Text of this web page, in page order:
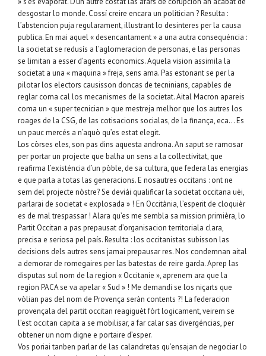
desgostar lo monde. Cossí creire encara un politician ? Resulta :
l’abstencion puja regularament, illustrant lo desinteres per la causa
publica. En mai aquel « desencantament » a una autra consequéncia :
la societat se redusís a l’aglomeracion de personas, e las personas
se limitan a esser d’agents economics. Aquela vision assimila la
societat a una « maquina » freja, sens ama. Pas estonant se per la
pilotar los electors causisson doncas de tecninians, capables de
reglar coma cal los mecanismes de la societat. Aital Macron apareis
coma un « super tecnician » que mestreja melhor que los autres los
roages de la CSG, de las cotisacions socialas, de la finança, eca… Es
un pauc mercés a n’aquò qu’es estat elegit.
Los còrses eles, son pas dins aquesta androna. An saput se ramosar
per portar un projecte que balha un sens a la collectivitat, que
reafirma l’existéncia d’un pòble, de sa cultura, que federa las energias
e que parla a totas las generacions. E nosautres occitans : ont ne
sem del projecte nòstre? Se deviái qualificar la societat occitana uèi,
parlarai de societat « explosada » ! En Occitània, l’esperit de cloquièr
es de mal trespassar ! Alara qu’es me sembla sa mission primièra, lo
Partit Occitan a pas prepausat d’organisacion territoriala clara,
precisa e seriosa pel país. Resulta : los occitanistas subisson las
decisions dels autres sens jamai prepausar res. Nos condemnan aital
a demorar de romegaires per las batestas de reire garda. Aprep las
disputas sul nom de la region « Occitanie », aprenem ara que la
region PACA se va apelar « Sud » ! Me demandi se los niçarts que
vòlian pas del nom de Provença seràn contents ?! La federacion
provençala del partit occitan reagiguèt fòrt logicament, veirem se
l’est occitan capita a se mobilisar, a far calar sas divergéncias, per
obtener un nom digne e portaire d’esper.
Vos poriai tanben parlar de las calandretas qu’ensajan de negociar lo